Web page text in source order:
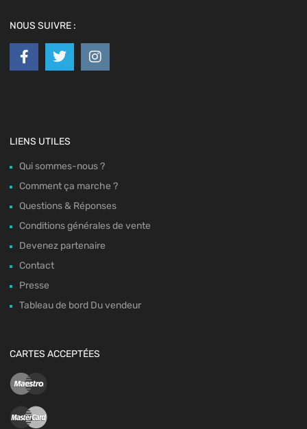
NOUS SUIVRE :
LIENS UTILES
Qui sommes-nous ?
Comment ça marche ?
Questions & Réponses
Conditions générales de vente
Devenez partenaire
Contact
Presse
Tableau de bord Du vendeur
CARTES ACCEPTÉES